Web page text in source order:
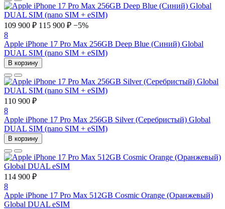
109 900 ₽ 115 900 ₽ −5%
8
Apple iPhone 17 Pro Max 256GB Deep Blue (Синий) Global
DUAL SIM (nano SIM + eSIM)
В корзину
110 900 ₽
8
Apple iPhone 17 Pro Max 256GB Silver (Серебристый) Global
DUAL SIM (nano SIM + eSIM)
В корзину
114 900 ₽
8
Apple iPhone 17 Pro Max 512GB Cosmic Orange (Оранжевый)
Global DUAL eSIM